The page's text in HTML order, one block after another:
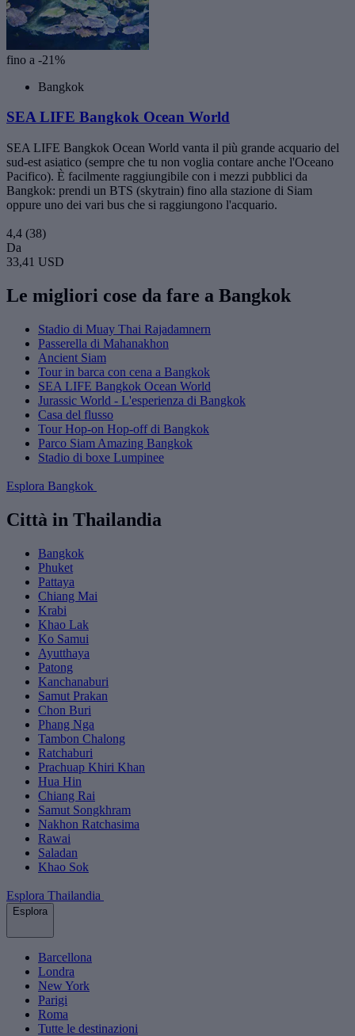
fino a -21%
Bangkok
SEA LIFE Bangkok Ocean World
SEA LIFE Bangkok Ocean World vanta il più grande acquario del
sud-est asiatico (sempre che tu non voglia contare anche l'Oceano
Pacifico). È facilmente raggiungibile con i mezzi pubblici da
Bangkok: prendi un BTS (skytrain) fino alla stazione di Siam
oppure uno dei vari bus che si raggiungono l'acquario.
4,4 (38)
Da
33,41 USD
Le migliori cose da fare a Bangkok
Stadio di Muay Thai Rajadamnern
Passerella di Mahanakhon
Ancient Siam
Tour in barca con cena a Bangkok
SEA LIFE Bangkok Ocean World
Jurassic World - L'esperienza di Bangkok
Casa del flusso
Tour Hop-on Hop-off di Bangkok
Parco Siam Amazing Bangkok
Stadio di boxe Lumpinee
Esplora Bangkok
Città in Thailandia
Bangkok
Phuket
Pattaya
Chiang Mai
Krabi
Khao Lak
Ko Samui
Ayutthaya
Patong
Kanchanaburi
Samut Prakan
Chon Buri
Phang Nga
Tambon Chalong
Ratchaburi
Prachuap Khiri Khan
Hua Hin
Chiang Rai
Samut Songkhram
Nakhon Ratchasima
Rawai
Saladan
Khao Sok
Esplora Thailandia
Esplora
Barcellona
Londra
New York
Parigi
Roma
Tutte le destinazioni